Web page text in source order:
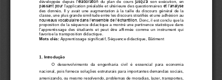
développée  depuis l’élaboration du  plan  de  cours jusqu’à son  exécution,
en
passant pour l’application préalable et ultérieure des questionnaires et l’analyse
des  donnés.  Il  y  avait  une  augmentation  à  la  taille  du  discours  général  de  la
classe, une plus grande similitude entre les discours stratifiés et une adhésion au
nouveaus vocabulaire dans l’ensemble de l’échantillon. Donc, il est conclu que la
proposition de la séquence didactique a montré une pertinence statistique dans
l'apprentissage  des  étudiants  et  peut  être  affirmée  comme  un  instrument  qui
favorise la transposition didactique.
Mots clés: Apprentissage significatif, Séquence didactique, Bâtiment
1. Introdução
O  desenvolvimento  da  engenharia  civil  é  essencial  para  economia
nacional, pois fornece soluções estruturais para importantes demandas sociais,
amenizando, ou mesmo resolvendo, problemas de moradias, lazer, transportes,